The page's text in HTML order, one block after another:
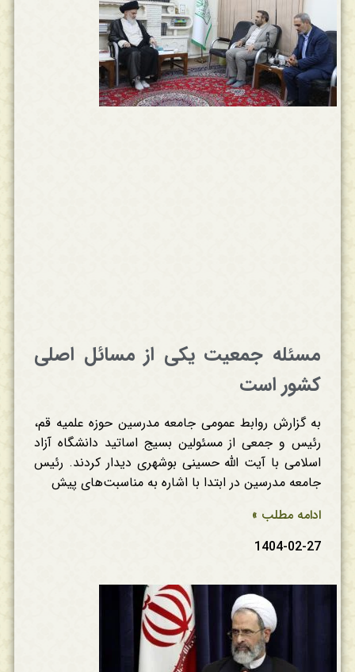
مسئله جمعیت یکی از مسائل اصلی
کشور است
به گزارش روابط عمومی جامعه مدرسین حوزه علمیه قم،
رئیس و جمعی از مسئولین بسیج اساتید دانشگاه آزاد
اسلامی با آیت الله حسینی بوشهری دیدار کردند. رئیس
جامعه مدرسین در ابتدا با اشاره به مناسبت‌های پیش
ادامه مطلب »
1404-02-27